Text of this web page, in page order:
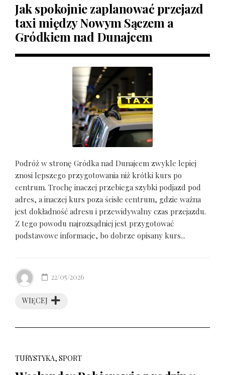
Jak spokojnie zaplanować przejazd
taxi między Nowym Sączem a
Gródkiem nad Dunajcem
Podróż w stronę Gródka nad Dunajcem zwykle lepiej
znosi lepszego przygotowania niż krótki kurs po
centrum. Trochę inaczej przebiega szybki podjazd pod
adres, a inaczej kurs poza ścisłe centrum, gdzie ważna
jest dokładność adresu i przewidywalny czas przejazdu.
Z tego powodu najrozsądniej jest przygotować
podstawowe informacje, bo dobrze opisany kurs...
WIĘCEJ
22/05/2026
TURYSTYKA, SPORT